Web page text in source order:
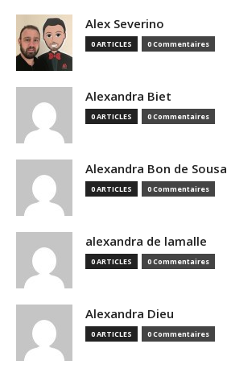
Alex Severino
0 ARTICLES 0 Commentaires
Alexandra Biet
0 ARTICLES 0 Commentaires
Alexandra Bon de Sousa
0 ARTICLES 0 Commentaires
alexandra de lamalle
0 ARTICLES 0 Commentaires
Alexandra Dieu
0 ARTICLES 0 Commentaires